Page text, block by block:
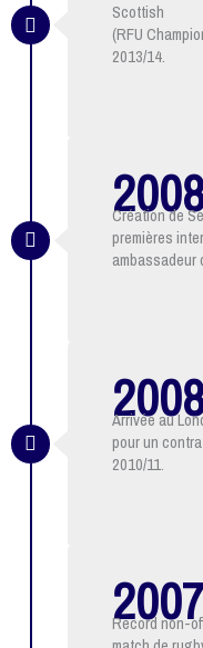
Scottish
(RFU
2013/14.
Création de
premières
ambassadeur
Arrivée au
pour un
2010/11.
Record non-